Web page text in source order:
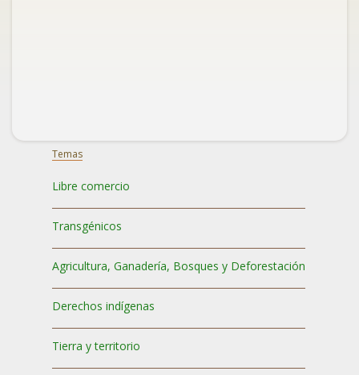
Temas
Libre comercio
Transgénicos
Agricultura, Ganadería, Bosques y Deforestación
Derechos indígenas
Tierra y territorio